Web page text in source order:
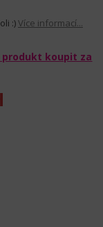
:)Více informací...
koupit za